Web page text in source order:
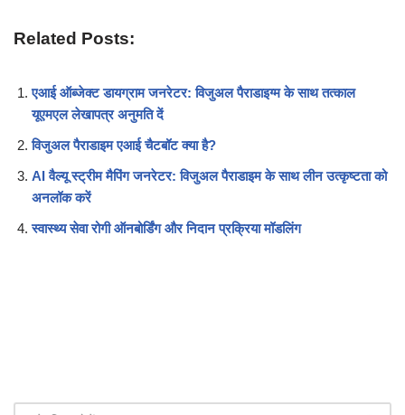
Related Posts:
एआई ऑब्जेक्ट डायग्राम जनरेटर: विजुअल पैराडाइग्म के साथ तत्काल
यूएमएल लेखापत्र अनुमति दें
विजुअल पैराडाइम एआई चैटबॉट क्या है?
AI वैल्यू स्ट्रीम मैपिंग जनरेटर: विजुअल पैराडाइम के साथ लीन उत्कृष्टता को
अनलॉक करें
स्वास्थ्य सेवा रोगी ऑनबोर्डिंग और निदान प्रक्रिया मॉडलिंग